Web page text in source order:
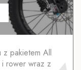
z pakietem All
i rower wraz z